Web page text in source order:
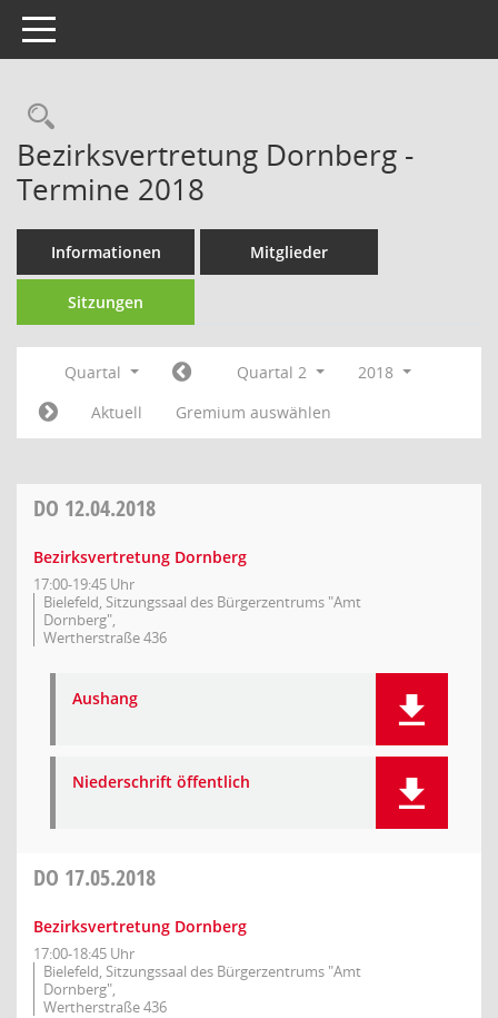
Toggle navigation
Rechercheauswahl
Bezirksvertretung Dornberg -
Termine 2018
Informationen Mitglieder
Sitzungen
Quartal Quartal 2
2018
Aktuell
Gremium auswählen
DO 12.04.2018
Bezirksvertretung Dornberg
17:00-19:45 Uhr
Bielefeld, Sitzungssaal des Bürgerzentrums "Amt
Dornberg",
Wertherstraße 436
Aushang
Niederschrift öffentlich
DO 17.05.2018
Bezirksvertretung Dornberg
17:00-18:45 Uhr
Bielefeld, Sitzungssaal des Bürgerzentrums "Amt
Dornberg",
Wertherstraße 436